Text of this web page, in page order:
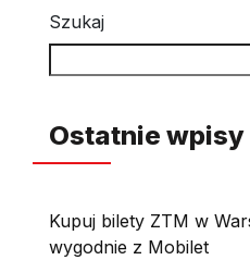
Szukaj
Ostatnie wpisy
Kupuj bilety ZTM w
wygodnie z Mobilet